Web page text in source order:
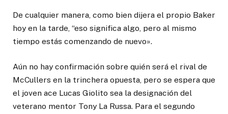
De cualquier manera, como bien dijera el propio Baker
hoy en la tarde, “eso significa algo, pero al mismo
tiempo estás comenzando de nuevo».
Aún no hay confirmación sobre quién será el rival de
McCullers en la trinchera opuesta, pero se espera que
el joven ace Lucas Giolito sea la designación del
veterano mentor Tony La Russa. Para el segundo